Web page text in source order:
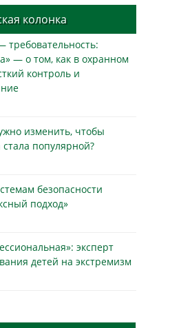
колонка
требовательность:
— о том, как в охранном
контроль и
изменить, чтобы
популярной?
безопасности
подход»
эксперт
детей на экстремизм